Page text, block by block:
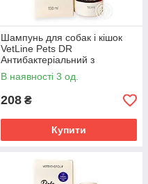
Шампунь для собак і кішок
VetLine Pets DR
Антибактеріальний з
хлоргексидином 150 мл
В наявності 3 од.
208 ₴
Купити